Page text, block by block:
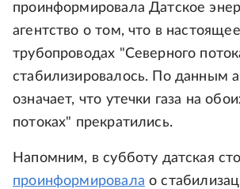
проинформировала Датское
агентство о том, что в
трубопроводах "Северного
стабилизировалось. По данным
означает, что утечки газа на
потоках" прекратились.
Напомним, в субботу датская
проинформировала о